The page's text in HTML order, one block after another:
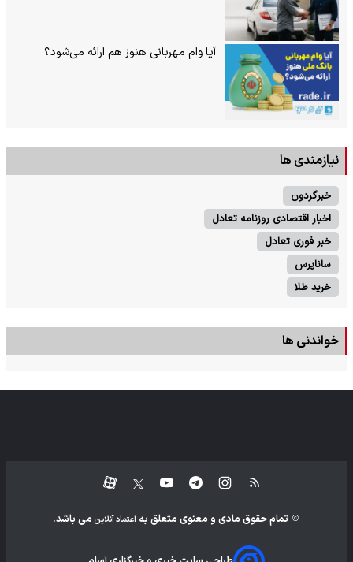
آیا وام مهربانی هنوز هم ارائه می‌شود؟
نیازمندی ها
خبرگردون
اخبار اقتصادی روزنامه تعادل
خبر فوری تعادل
ساناپرس
خرید طلا
خواندنی ها
تمام حقوق مادی و معنوی متعلق به اعتماد آنلاین می باشد.